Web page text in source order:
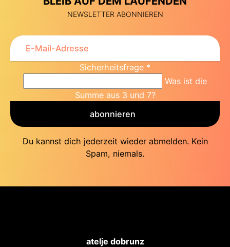
NEWSLETTER ABONNIEREN
Sicherheitsfrage *
Was ist die
Summe aus 3 und 7?
abonnieren
Du kannst dich jederzeit wieder abmelden. Kein
Spam, niemals.
atelje dobrunz